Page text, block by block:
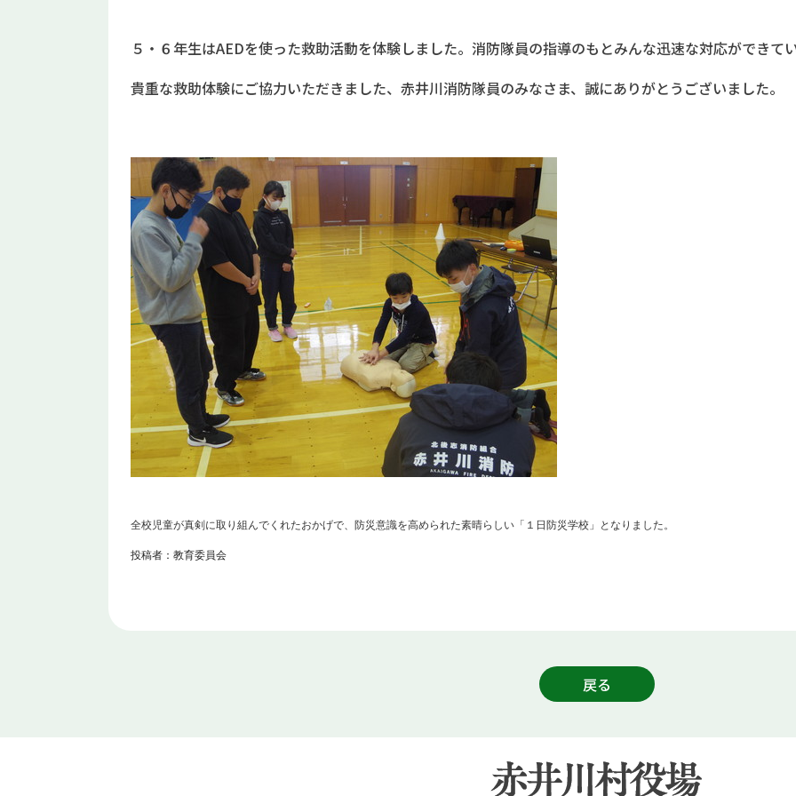
５・６年生はAEDを使った救助活動を体験しました。消防隊員の指導のもとみんな迅速な対応ができてい
貴重な救助体験にご協力いただきました、赤井川消防隊員のみなさま、誠にありがとうございました。
全校児童が真剣に取り組んでくれたおかげで、防災意識を高められた素晴らしい「１日防災学校」 となりました。
投稿者：教育委員会
戻る